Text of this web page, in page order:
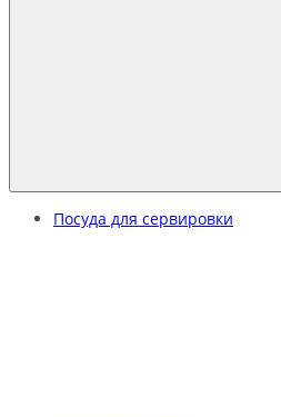
Посуда для сервировки